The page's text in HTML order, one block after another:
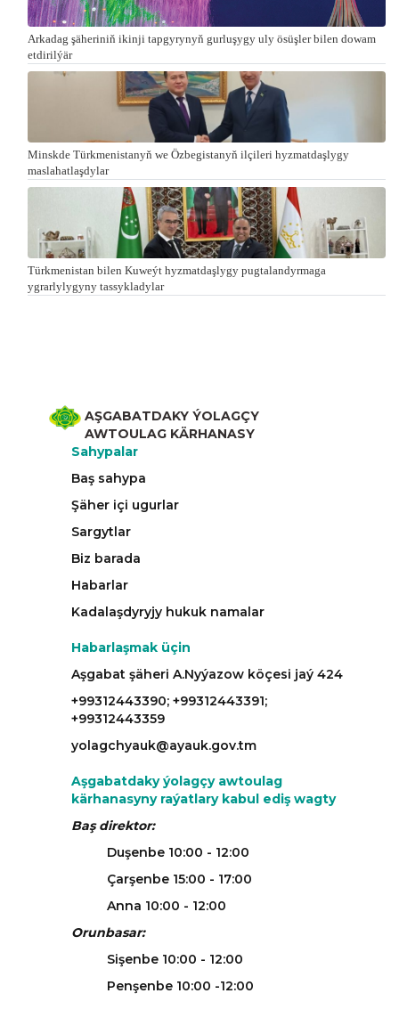
Arkadag şäheriniň ikinji tapgyrynyň gurluşygy uly ösüşler bilen dowam
etdirilýär
Minskde Türkmenistanyň we Özbegistanyň ilçileri hyzmatdaşlygy
maslahatlaşdylar
Türkmenistan bilen Kuweýt hyzmatdaşlygy pugtalandyrmaga
ygrarlylygyny tassykladylar
AŞGABATDAKY ÝOLAGÇY
AWTOULAG KÄRHANASY
Sahypalar
Baş sahypa
Şäher içi ugurlar
Sargytlar
Biz barada
Habarlar
Kadalaşdyryjy hukuk namalar
Habarlaşmak üçin
Aşgabat şäheri A.Nyýazow köçesi jaý 424
+99312443390; +99312443391;
+99312443359
yolagchyauk@ayauk.gov.tm
Aşgabatdaky ýolagçy awtoulag
kärhanasyny raýatlary kabul ediş wagty
Baş direktor:
Duşenbe 10:00 - 12:00
Çarşenbe 15:00 - 17:00
Anna 10:00 - 12:00
Orunbasar:
Sişenbe 10:00 - 12:00
Penşenbe 10:00 -12:00